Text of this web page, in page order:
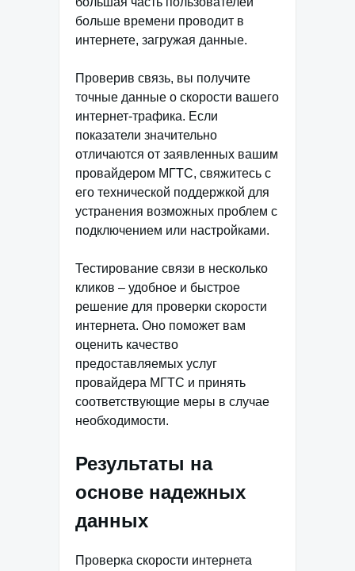
больше времени проводит в
интернете, загружая данные.
Проверив связь, вы получите
точные данные о скорости вашего
интернет-трафика. Если
показатели значительно
отличаются от заявленных вашим
провайдером МГТС, свяжитесь с
его технической поддержкой для
устранения возможных проблем с
подключением или настройками.
Тестирование связи в несколько
кликов – удобное и быстрое
решение для проверки скорости
интернета. Оно поможет вам
оценить качество
предоставляемых услуг
провайдера МГТС и принять
соответствующие меры в случае
необходимости.
Результаты на
основе надежных
данных
Проверка скорости интернета